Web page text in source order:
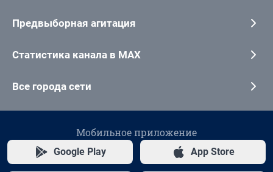
Предвыборная агитация
Статистика канала в MAX
Все города сети
Мобильное приложение
Google Play App Store